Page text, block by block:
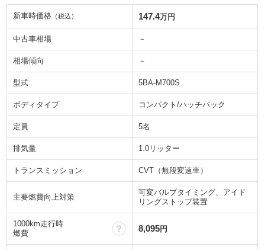
新車時価格 （税込） 147.4万円
中古車相場 －
相場傾向 －
型式 5BA-M700S
ボディタイプ コンパクト/ハッチバック
定員 5名
排気量 1.0リッター
トランスミッション CVT（無段変速車）
主要燃費向上対策
可変バルブタイミング、アイド
リングストップ装置
1000km走行時
燃費
？8,095円